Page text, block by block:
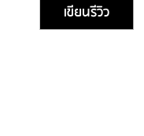
เขียนรีวิว